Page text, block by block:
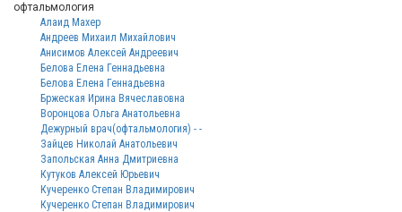
офтальмология
Алаид Махер
Андреев Михаил Михайлович
Анисимов Алексей Андреевич
Белова Елена Геннадьевна
Белова Елена Геннадьевна
Бржеская Ирина Вячеславовна
Воронцова Ольга Анатольевна
Дежурный врач(офтальмология) - -
Зайцев Николай Анатольевич
Запольская Анна Дмитриевна
Кутуков Алексей Юрьевич
Кучеренко Степан Владимирович
Кучеренко Степан Владимирович